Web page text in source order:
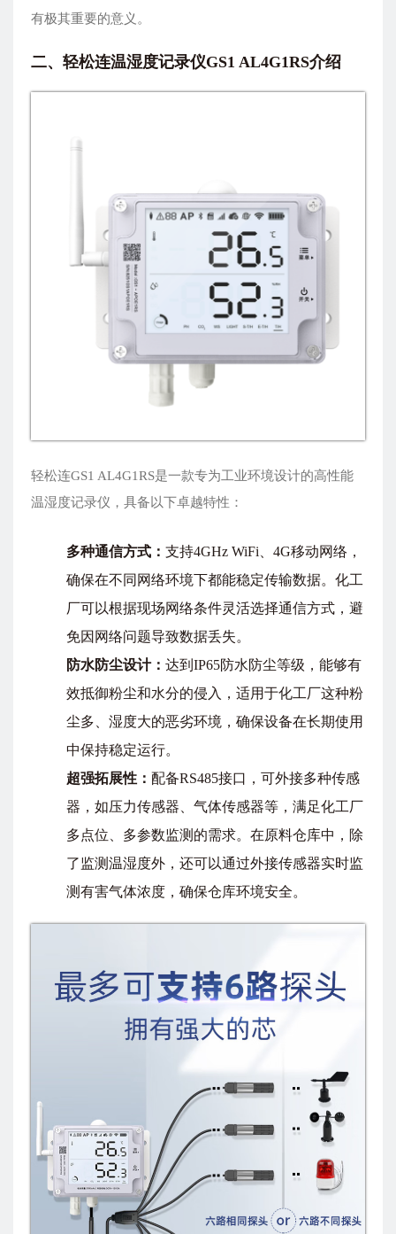
有极其重要的意义。
二、轻松连温湿度记录仪GS1 AL4G1RS介绍
轻松连GS1 AL4G1RS是一款专为工业环境设计的高性能
温湿度记录仪，具备以下卓越特性：
多种通信方式： 支持4GHz WiFi、4G移动网络，
确保在不同网络环境下都能稳定传输数据。化工
厂可以根据现场网络条件灵活选择通信方式，避
免因网络问题导致数据丢失。
防水防尘设计： 达到IP65防水防尘等级，能够有
效抵御粉尘和水分的侵入，适用于化工厂这种粉
尘多、湿度大的恶劣环境，确保设备在长期使用
中保持稳定运行。
超强拓展性： 配备RS485接口，可外接多种传感
器，如压力传感器、气体传感器等，满足化工厂
多点位、多参数监测的需求。在原料仓库中，除
了监测温湿度外，还可以通过外接传感器实时监
测有害气体浓度，确保仓库环境安全。